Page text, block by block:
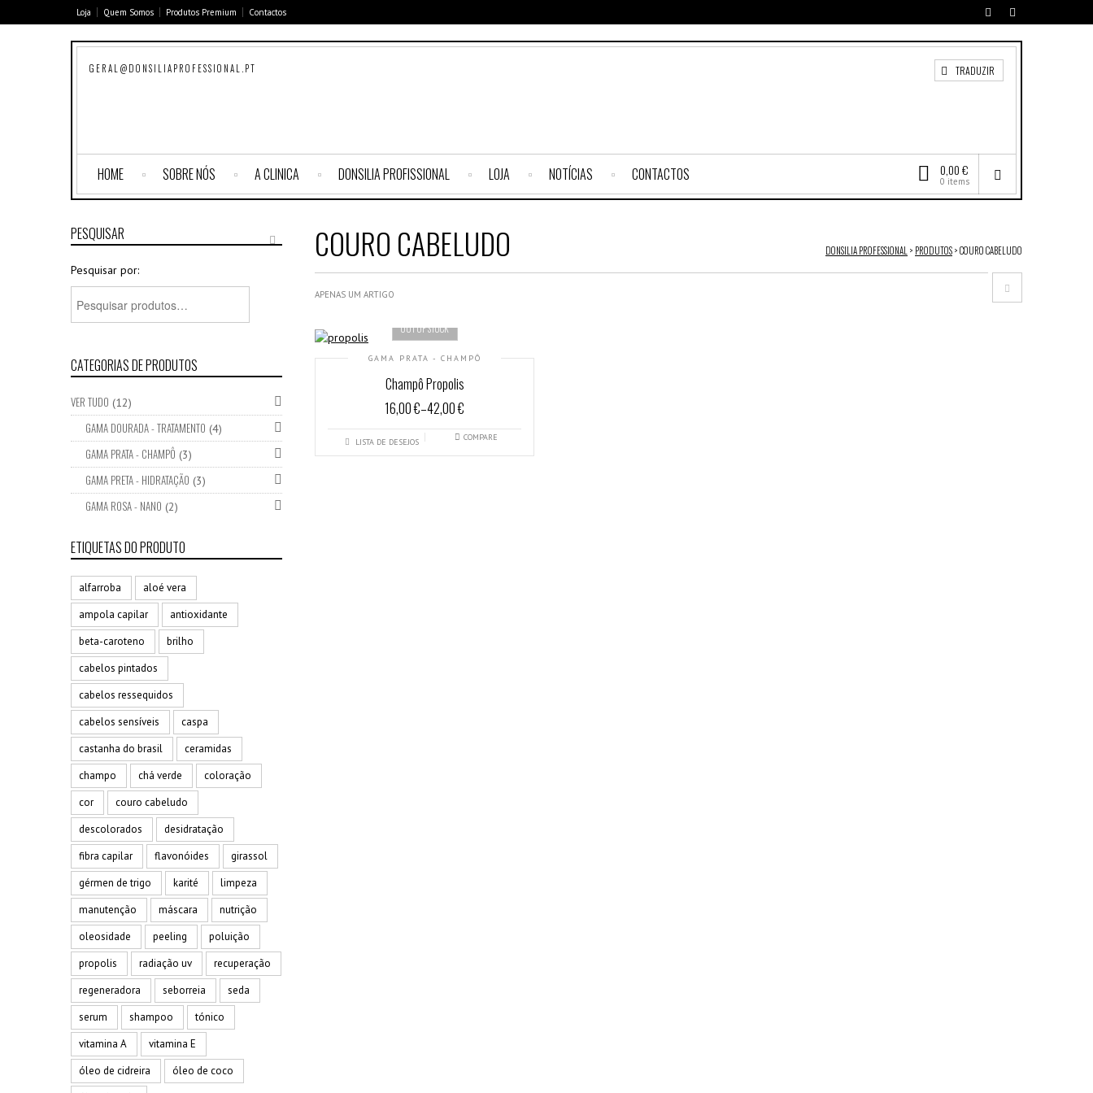
Loja Quem Somos Produtos Premium Contactos
GERAL@DONSILIAPROFESSIONAL.PT TRADUZIR
0,00 €
0 items
HOME SOBRE NÓS A CLINICA DONSILIA PROFISSIONAL LOJA NOTÍCIAS CONTACTOS
COURO CABELUDO DONSILIA PROFESSIONAL > PRODUTOS>COURO CABELUDO
APENAS UM ARTIGO
OUT OF STOCK
GAMA PRATA - CHAMPÔ
Champô Propolis
16,00 €–42,00 €
LISTA DE DESEJOS COMPARE
PESQUISAR
Pesquisar por:
CATEGORIAS DE PRODUTOS
VER TUDO (12)
GAMA DOURADA - TRATAMENTO (4)
GAMA PRATA - CHAMPÔ (3)
GAMA PRETA - HIDRATAÇÃO (3)
GAMA ROSA - NANO (2)
ETIQUETAS DO PRODUTO
alfarroba
aloé vera
ampola capilar
antioxidante
beta-caroteno
brilho
cabelos pintados
cabelos ressequidos
cabelos sensíveis
caspa
castanha do brasil
ceramidas
champo
chá verde
coloração
cor
couro cabeludo
descolorados
desidratação
fibra capilar
flavonóides
girassol
gérmen de trigo
karité
limpeza
manutenção
máscara
nutrição
oleosidade
peeling
poluição
propolis
radiação uv
recuperação
regeneradora
seborreia
seda
serum
shampoo
tónico
vitamina A
vitamina E
óleo de cidreira
óleo de coco